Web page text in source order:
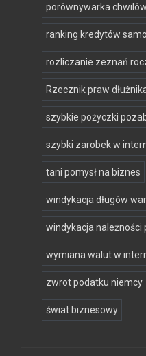
porównywarka
ranking kredytów
rozliczanie zeznań
Rzecznik praw
szybkie pożyczki
szybki zarobek w
tani pomysł na biznes
windykacja długów
windykacja należności
wymiana walut w
zwrot podatku niemcy
świat biznesowy